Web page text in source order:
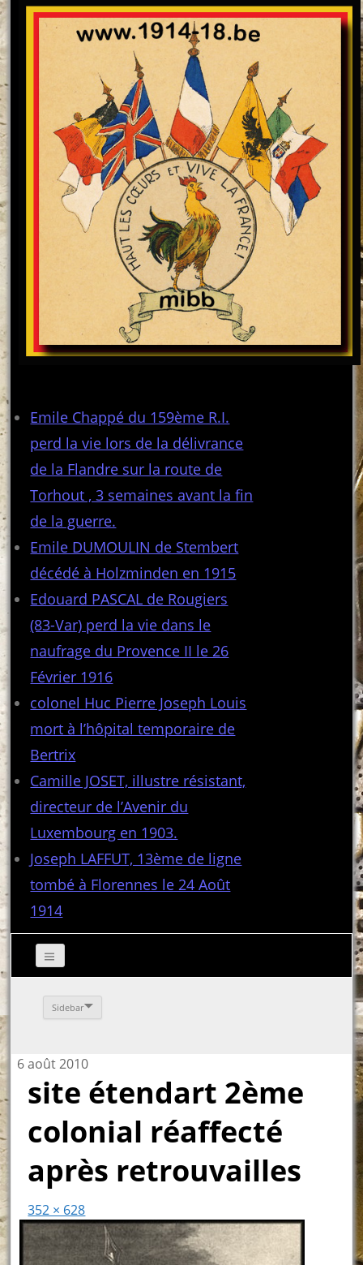
Emile Chappé du 159ème R.I.
perd la vie lors de la délivrance
de la Flandre sur la route de
Torhout , 3 semaines avant la fin
de la guerre.
Emile DUMOULIN de Stembert
décédé à Holzminden en 1915
Edouard PASCAL de Rougiers
(83-Var) perd la vie dans le
naufrage du Provence II le 26
Février 1916
colonel Huc Pierre Joseph Louis
mort à l’hôpital temporaire de
Bertrix
Camille JOSET, illustre résistant,
directeur de l’Avenir du
Luxembourg en 1903.
Joseph LAFFUT, 13ème de ligne
tombé à Florennes le 24 Août
1914
Sidebar
6 août 2010
site étendart 2ème
colonial réaffecté
après retrouvailles
352 × 628